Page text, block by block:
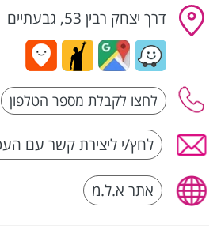
דרך יצחק רבין 53, גבעתיים
לחץ/י ליצירת קשר עם
אתר א.ל.מ